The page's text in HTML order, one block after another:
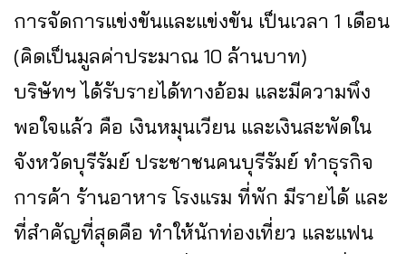
การจัดการแข่งขันและแข่งขัน เป็นเวลา 1 เดือน
(คิดเป็นมูลค่าประมาณ 10 ล้านบาท)
บริษัทฯ ได้รับรายได้ทางอ้อม และมีความพึง
พอใจแล้ว คือ เงินหมุนเวียน และเงินสะพัดใน
จังหวัดบุรีรัมย์ ประชาชนคนบุรีรัมย์ ทำธุรกิจ
การค้า ร้านอาหาร โรงแรม ที่พัก มีรายได้ และ
ที่สำคัญที่สุดคือ ทำให้นักท่องเที่ยว และแฟน